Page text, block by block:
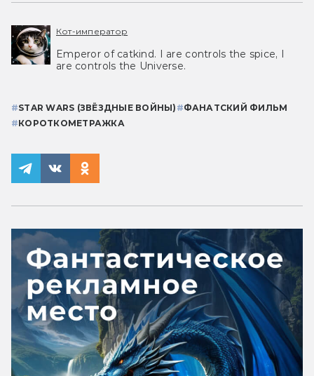
Кот-император
Emperor of catkind. I are controls the spice, I
are controls the Universe.
#STAR WARS (ЗВЁЗДНЫЕ ВОЙНЫ) #ФАНАТСКИЙ ФИЛЬМ
#КОРОТКОМЕТРАЖКА